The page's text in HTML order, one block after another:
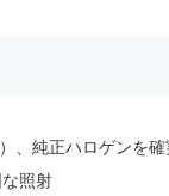
、純正ハロゲンを
照射